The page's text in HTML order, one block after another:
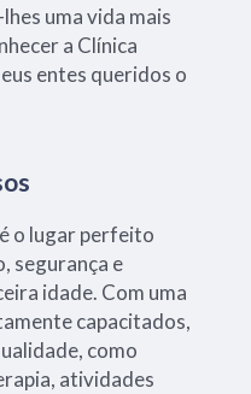
uma vida mais
a Clínica
entes queridos o
o lugar perfeito
segurança e
idade. Com uma
capacitados,
como
atividades